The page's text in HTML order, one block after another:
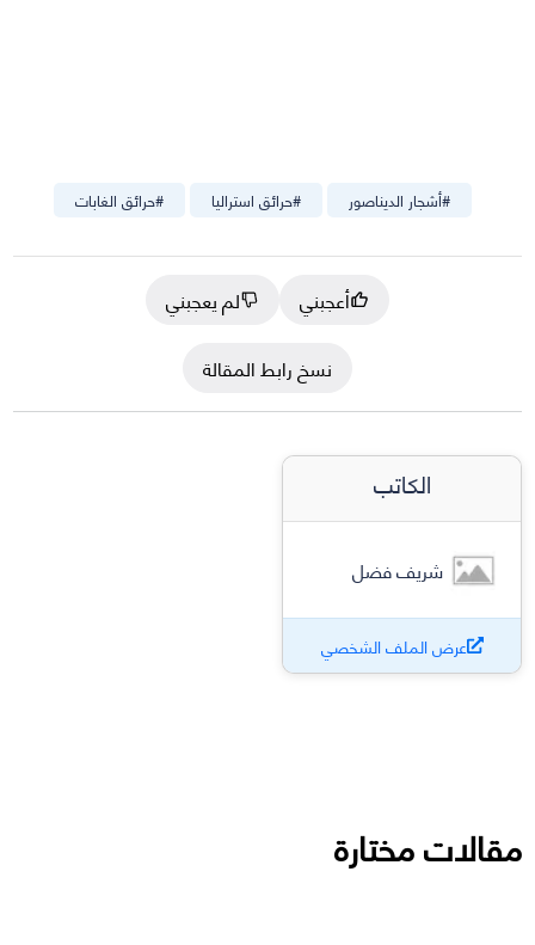
#حرائق الغابات #حرائق استراليا #أشجار الديناصور
أعجبني
لم يعجبني
نسخ رابط المقالة
الكاتب
شريف فضل
عرض الملف الشخصي
مقالات مختارة